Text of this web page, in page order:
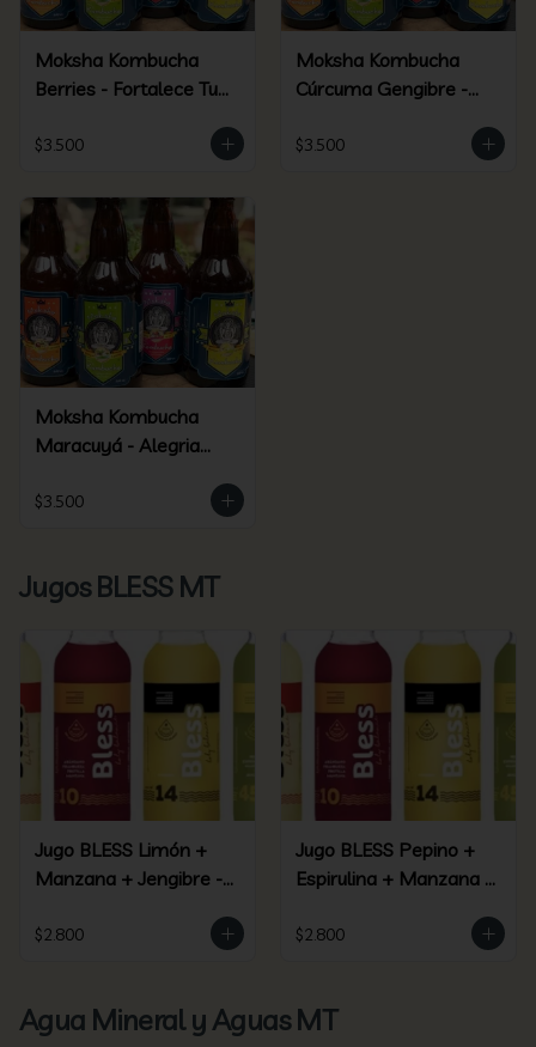
Moksha Kombucha
Berries - Fortalece Tu
$3.500
Moksha Kombucha
Cúrcuma Gengibre -
$3.500
Moksha Kombucha
Maracuyá - Alegria
$3.500
Jugos BLESS MT
Jugo BLESS Limón +
Manzana + Jengibre -
$2.800
Jugo BLESS Pepino +
Espirulina + Manzana +
$2.800
Agua Mineral y Aguas MT